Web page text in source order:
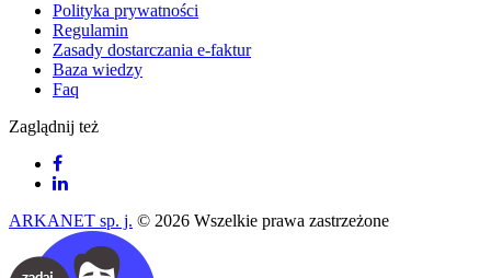
Polityka prywatności
Regulamin
Zasady dostarczania e-faktur
Baza wiedzy
Faq
Zaglądnij też
ARKANET sp. j. © 2026 Wszelkie prawa zastrzeżone